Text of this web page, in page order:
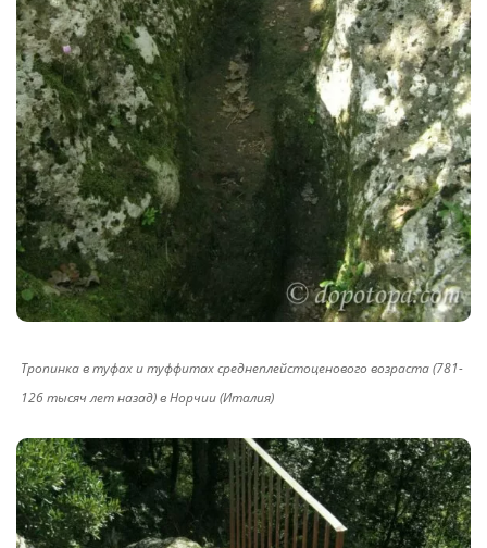
Тропинка в туфах и туффитах среднеплейстоценового возраста (781-
126 тысяч лет назад) в Норчии (Италия)